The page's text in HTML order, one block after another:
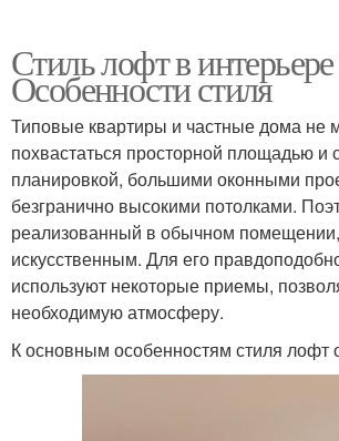
Стиль лофт в
Особенности стиля
Типовые квартиры и частные дома не
похвастаться просторной площадью и
планировкой, большими оконными
безгранично высокими потолками.
реализованный в обычном
искусственным. Для его
используют некоторые приемы,
необходимую атмосферу.
К основным особенностям стиля лофт